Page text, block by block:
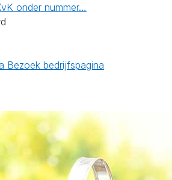
onder nummer…
Bezoek bedrijfspagina